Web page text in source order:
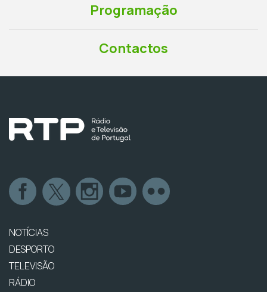
Programação
Contactos
NOTÍCIAS
DESPORTO
TELEVISÃO
RÁDIO